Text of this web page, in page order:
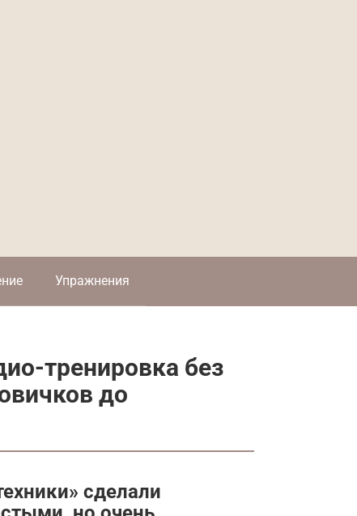
Упражнения
тренировка без
до
сделали